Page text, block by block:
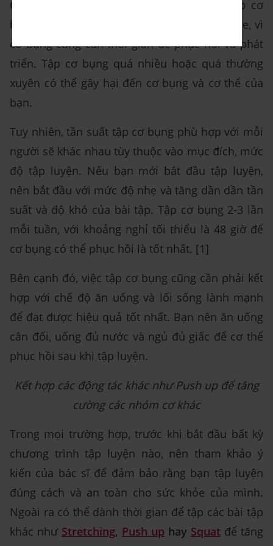
Có nên tập bụng mỗi ngày hay không? Tập cơ
bụng mỗi ngày không hẳn là tốt cho sức khỏe, vì
cơ bụng cũng cần thời gian để phục hồi và phát
triển. Tập cơ bụng quá nhiều hoặc quá thường
xuyên có thể gây hại đến cơ bụng và cơ thể của
bạn.
Tuy nhiên, tần suất tập cơ bụng phù hợp với mỗi
người sẽ khác nhau tùy thuộc vào mục đích, mức
độ tập luyện. Nếu bạn mới bắt đầu tập luyện,
nên bắt đầu với mức độ nhẹ và tăng dần dần tần
suất và độ khó của bài tập. Tập cơ bụng 2-3 lần
mỗi tuần, với khoảng nghỉ tối thiểu là 48 giờ để
cơ bụng có thể phục hồi là tốt nhất. [1]
Bên cạnh đó, việc tập cơ bụng cũng cần phải kết
hợp với chế độ ăn uống và lối sống lành mạnh
để đạt được hiệu quả tốt nhất. Bạn nên ăn uống
cân đối, uống đủ nước và ngủ đủ giấc để cơ thể
phục hồi sau khi tập luyện.
Kết hợp các động tác khác như Push up để tăng
cường các nhóm cơ khác
Trong mọi trường hợp, trước khi bắt đầu bất kỳ
chương trình tập luyện nào, nên tham khảo ý
kiến của bác sĩ để đảm bảo rằng bạn tập luyện
đúng cách và an toàn cho sức khỏe của mình.
Ngoài ra có thể dành thời gian để tập các bài tập
khác như Stretching, Push up hay Squat để tăng